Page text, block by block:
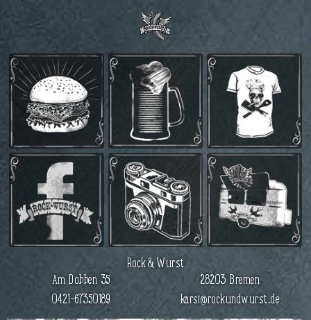
Rock & Wurst
Am Dobben 35
28203 Bremen
0421–67350189
karsi@rockundwurst.de